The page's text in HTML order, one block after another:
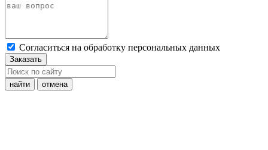
Cогласиться на обработку персональных данных
Заказать
найти отмена